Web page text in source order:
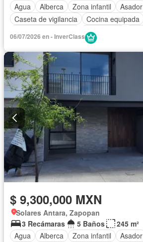
Agua
Alberca Zona infantil
Asador
Caseta de vigilancia
Cocina equipada
Electricidad
Jardín
Azotea
Sala polivalente Seguridad
06/07/2026 en - InverClass
$ 9,300,000 MXN
Solares Antara, Zapopan
3 Recámaras
5 Baños
245 m²
Agua
Alberca Zona infantil Asador